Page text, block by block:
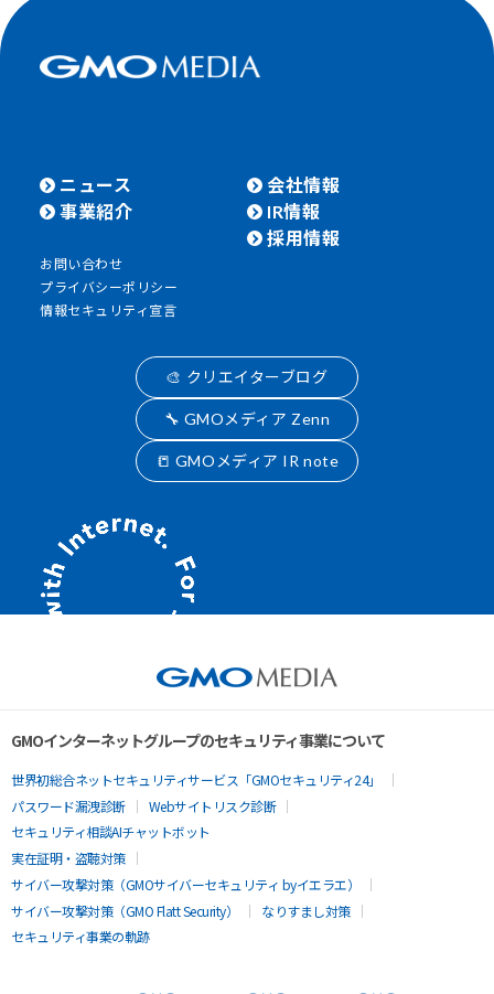
ニュース
事業紹介
会社情報
IR情報
採用情報
お問い合わせ
プライバシーポリシー
情報セキュリティ宣言
🎨 クリエイターブログ
🔧 GMOメディア Zenn
📒 GMOメディア IR note
GMOインターネットグループのセキュリティ事業について
世界初総合ネットセキュリティサービス「GMOセキュリティ24」
パスワード漏洩診断
Webサイトリスク診断
セキュリティ相談AIチャットボット
実在証明・盗聴対策
サイバー攻撃対策（GMOサイバーセキュリティ byイエラエ）
サイバー攻撃対策（GMO Flatt Security）
なりすまし対策
セキュリティ事業の軌跡